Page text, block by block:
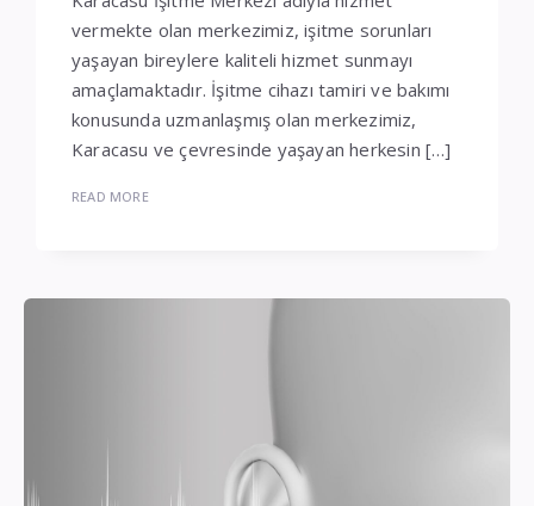
vermekte olan merkezimiz, işitme sorunları
yaşayan bireylere kaliteli hizmet sunmayı
amaçlamaktadır. İşitme cihazı tamiri ve bakımı
konusunda uzmanlaşmış olan merkezimiz,
Karacasu ve çevresinde yaşayan herkesin […]
READ MORE